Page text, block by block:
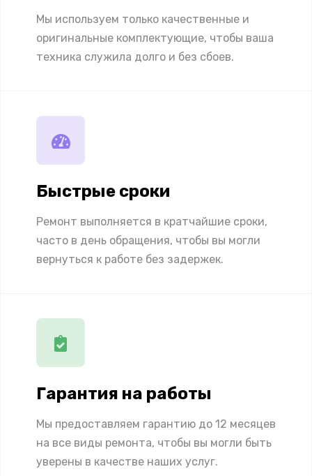
Мы используем только качественные и
оригинальные комплектующие, чтобы ваша
техника служила долго и без сбоев.
Быстрые сроки
Ремонт выполняется в кратчайшие сроки,
часто в день обращения, чтобы вы могли
вернуться к работе без задержек.
Гарантия на работы
Мы предоставляем гарантию до 12 месяцев
на все виды ремонта, чтобы вы могли быть
уверены в качестве наших услуг.